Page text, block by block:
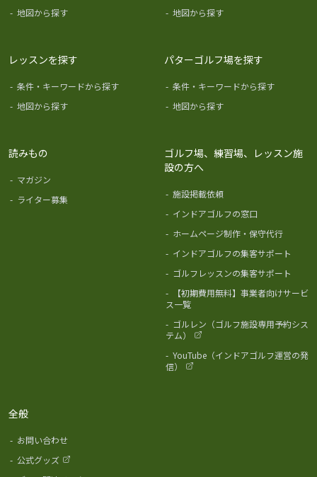
- 地図から探す
- 地図から探す
レッスンを探す
- 条件・キーワードから探す
- 地図から探す
パターゴルフ場を探す
- 条件・キーワードから探す
- 地図から探す
読みもの
- マガジン
- ライター募集
ゴルフ場、練習場、レッスン施
設の方へ
- 施設掲載依頼
- インドアゴルフの窓口
- ホームページ制作・保守代行
- インドアゴルフの集客サポート
- ゴルフレッスンの集客サポート
-
【初期費用無料】事業者向けサービ
ス一覧
- ゴルレン（ゴルフ施設専用予約シス
テム）
- YouTube（インドアゴルフ運営の発
信）
全般
- お問い合わせ
- 公式グッズ